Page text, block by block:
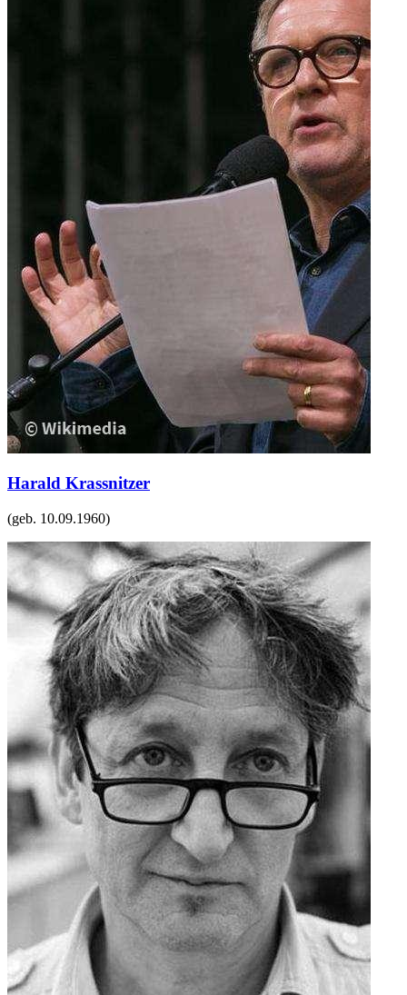
Harald Krassnitzer
(geb. 10.09.1960)